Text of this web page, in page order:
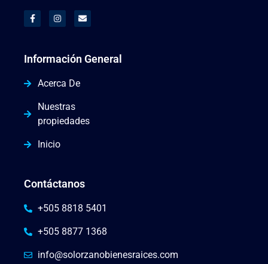
Información General
Acerca De
Nuestras
propiedades
Inicio
Contáctanos
+505 8818 5401
+505 8877 1368
info@solorzanobienesraices.com